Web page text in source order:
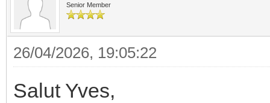
Senior Member
26/04/2026, 19:05:22
Salut Yves,